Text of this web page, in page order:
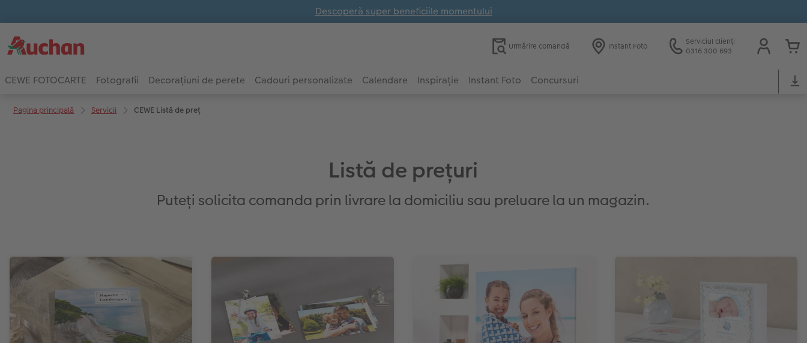
Descoperă super beneficiile momentului
Urmărire comandă Instant Foto
Serviciul clienți
0316 300 693
CEWE FOTOCARTE Fotografii Decorațiuni de perete Cadouri personalizate Calendare Inspirație Instant Foto Concursuri
Pagina principală Servicii CEWE Listă de preţ
Listă de preţuri
Puteți solicita comanda prin livrare la domiciliu sau preluare la un magazin.